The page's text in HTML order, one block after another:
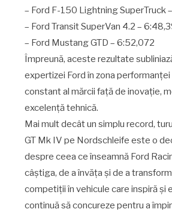
– Ford F-150 Lightning SuperTruck
– Ford Transit SuperVan 4.2 –
– Ford Mustang GTD – 6:52,072
Împreună, aceste rezultate
expertizei Ford în zona
constant al mărcii față de inovație,
excelență tehnică.
Mai mult decât un simplu record,
GT Mk IV pe Nordschleife este o
despre ceea ce înseamnă Ford
câștiga, de a învăța și de a
competiții în vehicule care inspiră și
continuă să concureze pentru a